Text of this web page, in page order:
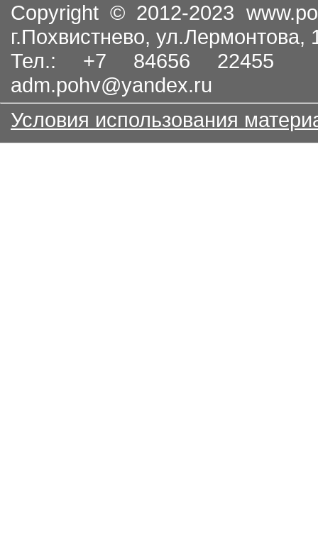
Copyright © 2012-2023
г.Похвистнево, ул.Лермонтова,
Тел.: +7 84656
adm.pohv@yandex.ru
Условия использования